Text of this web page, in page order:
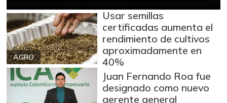
AGRO
Usar semillas
certificadas aumenta el
rendimiento de cultivos
aproximadamente en
40%
Juan Fernando Roa fue
designado como nuevo
gerente general